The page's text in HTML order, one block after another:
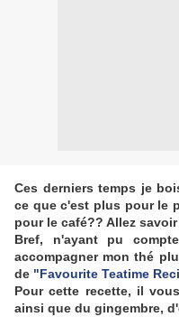
Ces derniers temps je
ce que c'est plus pour le
pour le café?? Allez
Bref, n'ayant pu
accompagner mon thé
de "Favourite Teatime
Pour cette recette, il
ainsi que du gingembre,